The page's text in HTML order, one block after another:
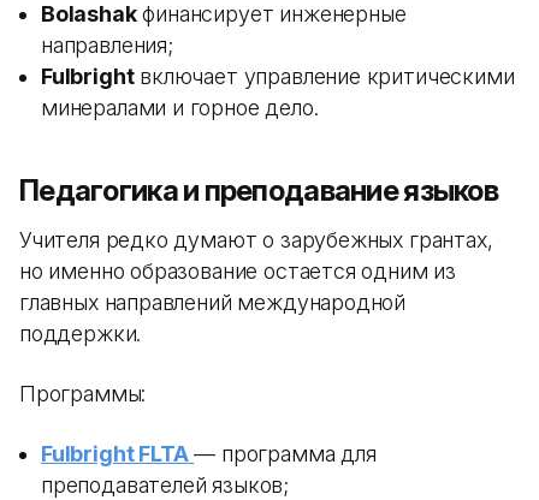
Bolashakфинансирует инженерные
направления;
Fulbrightвключает управление критическими
минералами и горное дело.
Педагогика и преподавание языков
Учителя редко думают о зарубежных грантах,
но именно образование остается одним из
главных направлений международной
поддержки.
Программы:
Fulbright FLTA — программа для
преподавателей языков;